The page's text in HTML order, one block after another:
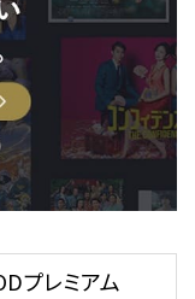
プレミアム